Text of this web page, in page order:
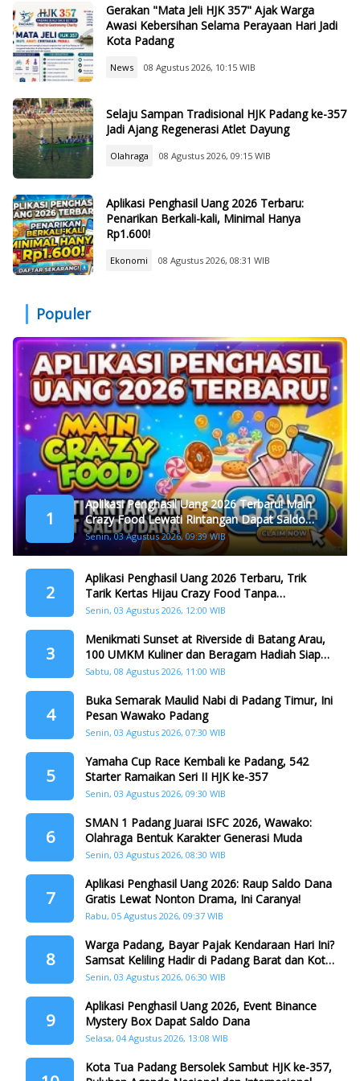
Gerakan "Mata Jeli HJK 357" Ajak Warga
Awasi Kebersihan Selama Perayaan Hari Jadi
Kota Padang
News 08 Agustus 2026, 10:15 WIB
Selaju Sampan Tradisional HJK Padang ke-357
Jadi Ajang Regenerasi Atlet Dayung
Olahraga 08 Agustus 2026, 09:15 WIB
Aplikasi Penghasil Uang 2026 Terbaru:
Penarikan Berkali-kali, Minimal Hanya
Rp1.600!
Ekonomi 08 Agustus 2026, 08:31 WIB
Populer
1
Aplikasi Penghasil Uang 2026 Terbaru! Main
Crazy Food Lewati Rintangan Dapat Saldo
Dana
Senin, 03 Agustus 2026, 09:39 WIB
2
Aplikasi Penghasil Uang 2026 Terbaru, Trik
Tarik Kertas Hijau Crazy Food Tanpa
Penggandaan
Senin, 03 Agustus 2026, 12:00 WIB
3
Menikmati Sunset at Riverside di Batang Arau,
100 UMKM Kuliner dan Beragam Hadiah Siap
Memanjakan Warga di Momen HJK Padang
Sabtu, 08 Agustus 2026, 11:00 WIB
4
Buka Semarak Maulid Nabi di Padang Timur, Ini
Pesan Wawako Padang
Senin, 03 Agustus 2026, 07:30 WIB
5
Yamaha Cup Race Kembali ke Padang, 542
Starter Ramaikan Seri II HJK ke-357
Senin, 03 Agustus 2026, 09:30 WIB
6
SMAN 1 Padang Juarai ISFC 2026, Wawako:
Olahraga Bentuk Karakter Generasi Muda
Senin, 03 Agustus 2026, 08:30 WIB
7
Aplikasi Penghasil Uang 2026: Raup Saldo Dana
Gratis Lewat Nonton Drama, Ini Caranya!
Rabu, 05 Agustus 2026, 09:37 WIB
8
Warga Padang, Bayar Pajak Kendaraan Hari Ini?
Samsat Keliling Hadir di Padang Barat dan Koto
Tangah
Senin, 03 Agustus 2026, 06:30 WIB
9
Aplikasi Penghasil Uang 2026, Event Binance
Mystery Box Dapat Saldo Dana
Selasa, 04 Agustus 2026, 13:08 WIB
Kota Tua Padang Bersolek Sambut HJK ke-357,